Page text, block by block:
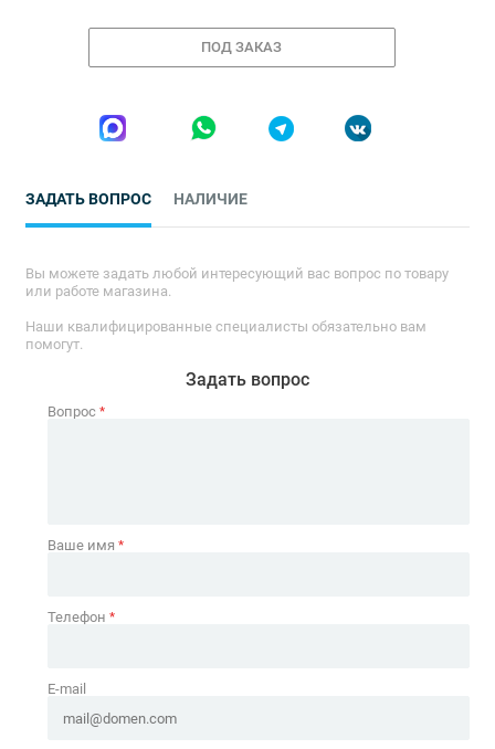
ПОД ЗАКАЗ
ЗАДАТЬ ВОПРОС НАЛИЧИЕ
Вы можете задать любой интересующий вас вопрос по товару
или работе магазина.
Наши квалифицированные специалисты обязательно вам
помогут.
Задать вопрос
Вопрос *
Ваше имя *
Телефон *
E-mail